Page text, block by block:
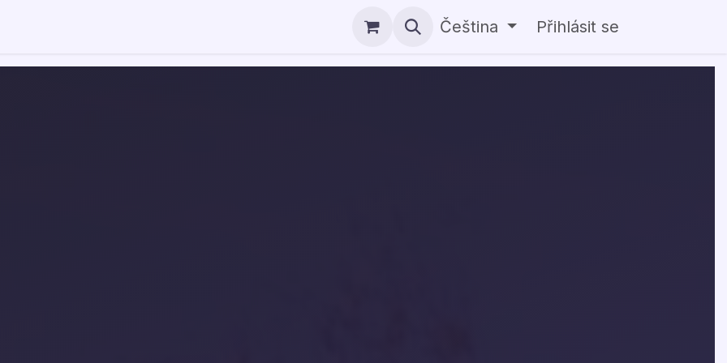
Čeština Přihlásit se